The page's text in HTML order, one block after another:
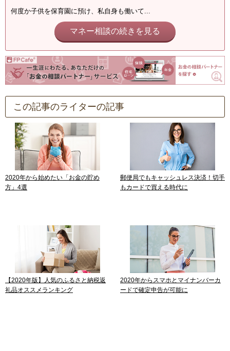
何度か子供を保育園に預け、私自身も働いて...
マネー相談の続きを見る
この記事のライターの記事
2020年から始めたい「お金の貯め
方」4選
郵便局でもキャッシュレス決済！切手
もカードで買える時代に
【2020年版】人気のふるさと納税返
礼品オススメランキング
2020年からスマホとマイナンバーカ
ードで確定申告が可能に